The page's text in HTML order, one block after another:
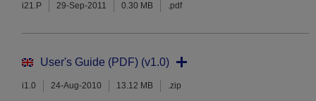
i21.P 29-Sep-2011 0.30 MB .pdf
User's Guide (PDF) (v1.0)
i1.0 24-Aug-2010 13.12 MB .zip